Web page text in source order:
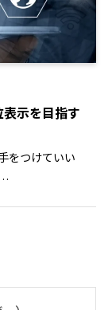
ため
要に応じた
有すると合
利用目的を
示を目指す
をつけていい